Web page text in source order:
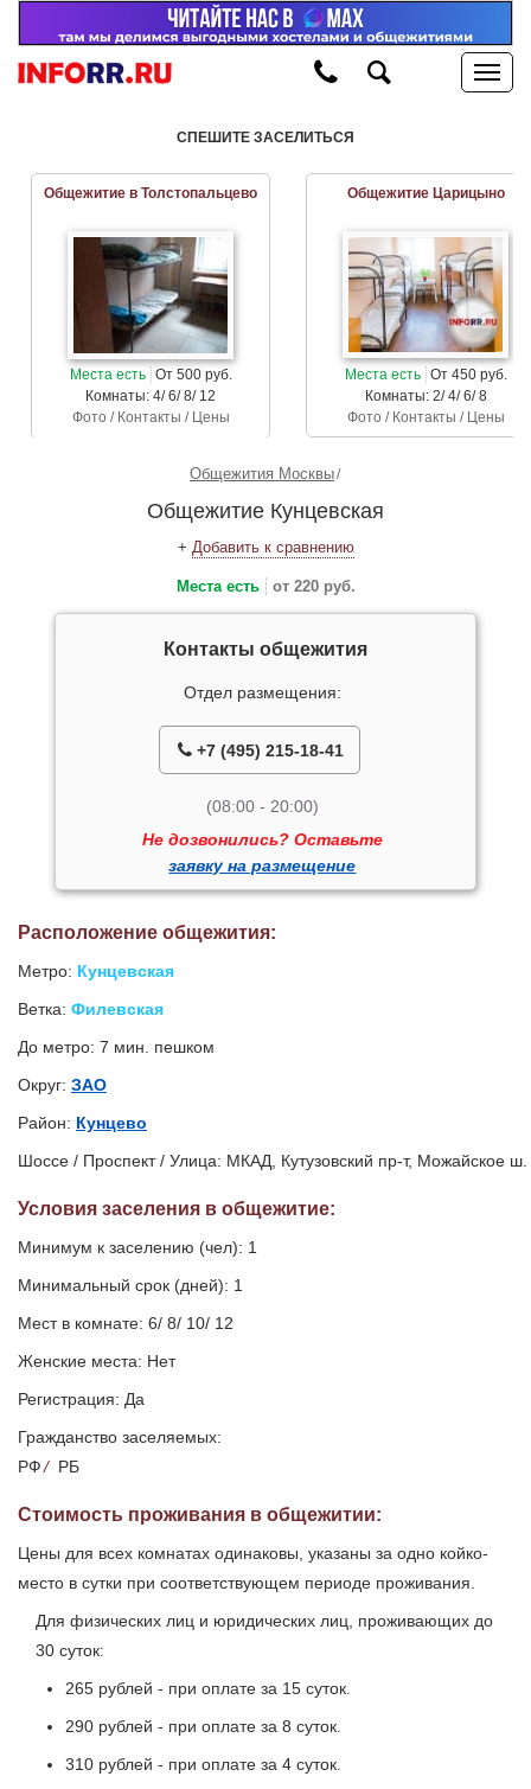
СПЕШИТЕ ЗАСЕЛИТЬСЯ
Общежитие в Толстопальцево
Места есть От 500 руб.
Комнаты: 4/ 6/ 8/ 12
Фото / Контакты / Цены
Общежитие Царицыно
Места есть От 450 руб.
Комнаты: 2/ 4/ 6/ 8
Фото / Контакты / Цены
Общежития Москвы
Общежитие Кунцевская
+ Добавить к сравнению
Места есть от 220 руб.
Контакты общежития
Отдел размещения:
+7 (495) 215-18-41
(08:00 - 20:00)
Не дозвонились? Оставьте
заявку на размещение
Расположение общежития:
Метро: Кунцевская
Ветка: Филевская
До метро: 7 мин. пешком
Округ: ЗАО
Район: Кунцево
Шоссе / Проспект / Улица: МКАД, Кутузовский пр-т, Можайское ш.
Условия заселения в общежитие:
Минимум к заселению (чел): 1
Минимальный срок (дней): 1
Мест в комнате: 6/ 8/ 10/ 12
Женские места: Нет
Регистрация: Да
Гражданство заселяемых:
РФ/ РБ
Стоимость проживания в общежитии:
Цены для всех комнатах одинаковы, указаны за одно койко-
место в сутки при соответствующем периоде проживания.
Для физических лиц и юридических лиц, проживающих до
30 суток:
265 рублей - при оплате за 15 суток.
290 рублей - при оплате за 8 суток.
310 рублей - при оплате за 4 суток.